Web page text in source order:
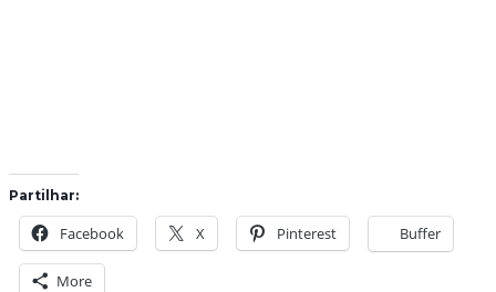
Partilhar:
Facebook X Pinterest Buffer
More